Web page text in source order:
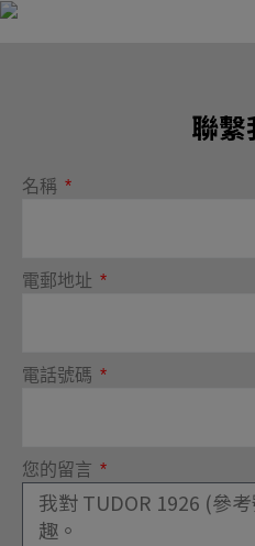
聯繫
名稱
電郵地址
電話號碼
您的留言